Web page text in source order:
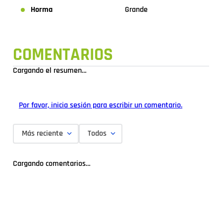
Horma Grande
COMENTARIOS
Cargando el resumen…
Por favor, inicia sesión para escribir un comentario.
Más reciente Todos
Cargando comentarios…